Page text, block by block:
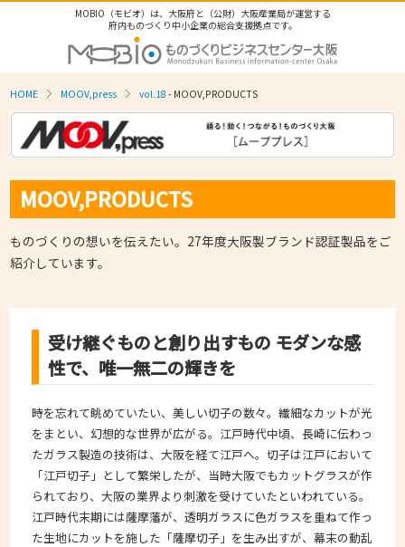
MOBIO（モビオ）は、大阪府と（公財）大阪産業局が運営する
府内ものづくり中小企業の総合支援拠点です。
HOME MOOV,press vol.18 - MOOV,PRODUCTS
MOOV,PRODUCTS
ものづくりの想いを伝えたい。27年度大阪製ブランド認証製品をご
紹介しています。
受け継ぐものと創り出すもの モダンな感
性で、唯一無二の輝きを
時を忘れて眺めていたい、美しい切子の数々。繊細なカットが光
をまとい、幻想的な世界が広がる。江戸時代中頃、長崎に伝わっ
たガラス製造の技術は、大阪を経て江戸へ。切子は江戸において
「江戸切子」として繁栄したが、当時大阪でもカットグラスが作
られており、大阪の業界より刺激を受けていたといわれている。
江戸時代末期には薩摩藩が、透明ガラスに色ガラスを重ねて作っ
た生地にカットを施した「薩摩切子」を生み出すが、幕末の動乱